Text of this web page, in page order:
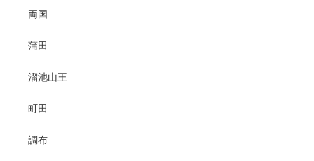
両国
蒲田
溜池山王
町田
調布